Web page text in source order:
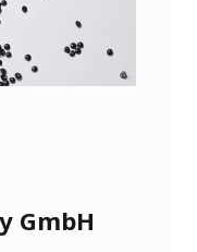
GmbH